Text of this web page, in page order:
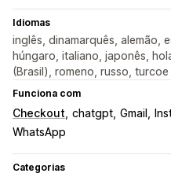
Idiomas
inglês, dinamarquês, alemão,
húngaro, italiano, japonês,
(Brasil), romeno, russo,
Funciona com
Checkout chatgpt Gmail
WhatsApp
Categorias